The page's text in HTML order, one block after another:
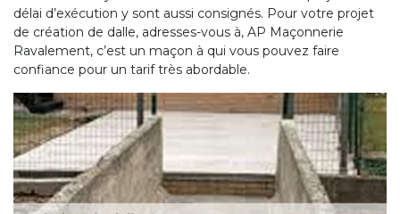
délai d’exécution y sont aussi consignés. Pour votre projet
de création de dalle, adresses-vous à, AP Maçonnerie
Ravalement, c’est un maçon à qui vous pouvez faire
confiance pour un tarif très abordable.